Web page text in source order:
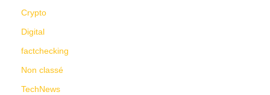
Crypto
Digital
factchecking
Non classé
TechNews